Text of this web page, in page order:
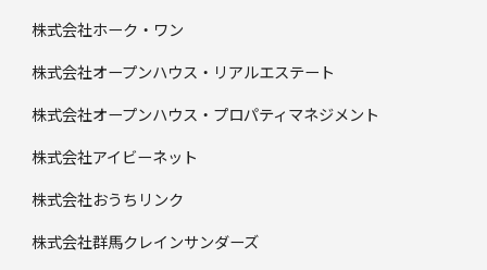
株式会社ホーク・ワン
株式会社オープンハウス・リアルエステート
株式会社オープンハウス・プロパティマネジメント
株式会社アイビーネット
株式会社おうちリンク
株式会社群馬クレインサンダーズ